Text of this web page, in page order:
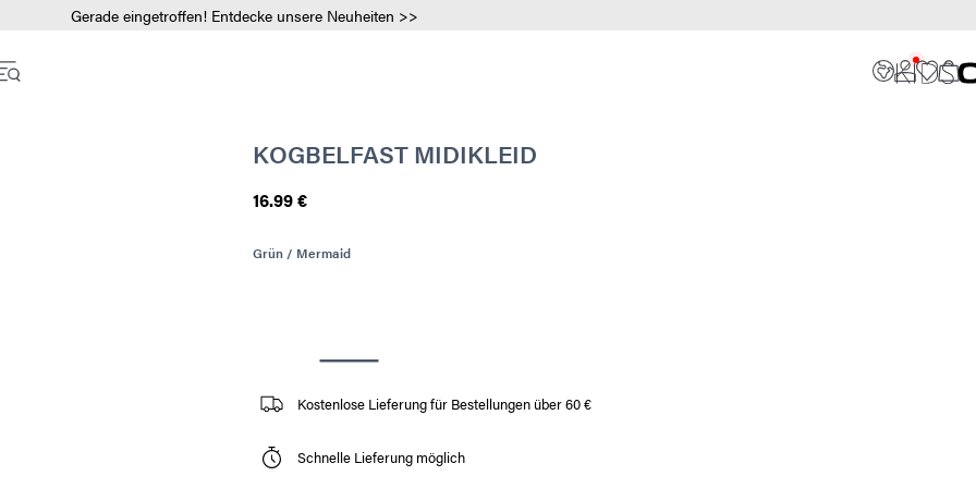
Gerade eingetroffen! Entdecke unsere Neuheiten >>
KOGBELFAST MIDIKLEID
16.99 €
Grün / Mermaid
Kostenlose Lieferung für Bestellungen über 60 €
Schnelle Lieferung möglich